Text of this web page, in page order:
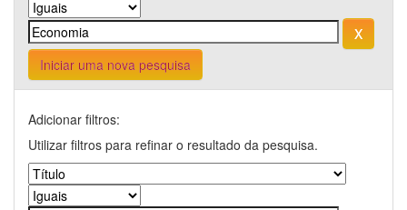
Iniciar uma nova pesquisa
Adicionar filtros:
Utilizar filtros para refinar o resultado da pesquisa.